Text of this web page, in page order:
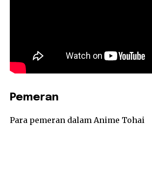
Pemeran
Para pemeran dalam Anime Tohai